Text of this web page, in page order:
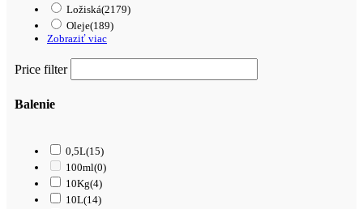
Ložiská(2179)
Oleje(189)
Zobraziť viac
Price filter
Balenie
0,5L(15)
100ml(0)
10Kg(4)
10L(14)